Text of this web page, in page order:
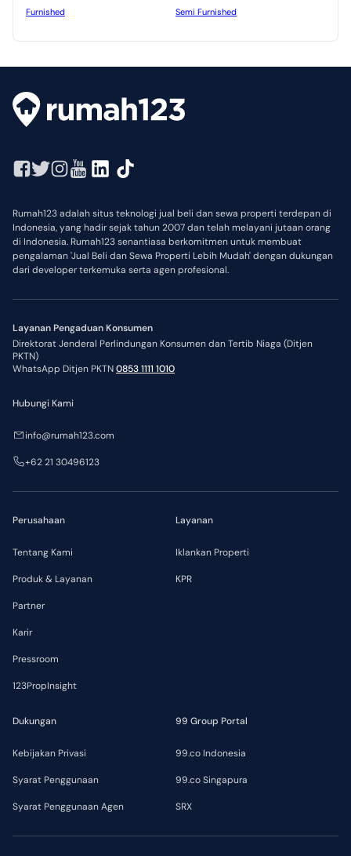
Furnished Semi Furnished
Rumah123 adalah situs teknologi jual beli dan sewa properti terdepan di
Indonesia, yang hadir sejak tahun 2007 dan telah melayani jutaan orang
di Indonesia. Rumah123 senantiasa berkomitmen untuk membuat
pengalaman 'Jual Beli dan Sewa Properti Lebih Mudah' dengan dukungan
dari developer terkemuka serta agen profesional.
Layanan Pengaduan Konsumen
Direktorat Jenderal Perlindungan Konsumen dan Tertib Niaga (Ditjen
PKTN)
WhatsApp Ditjen PKTN0853 1111 1010
Perusahaan
Tentang Kami
Produk & Layanan
Partner
Karir
Pressroom
123PropInsight
Layanan
Iklankan Properti
KPR
Dukungan
Kebijakan Privasi
Syarat Penggunaan
Syarat Penggunaan Agen
99 Group Portal
99.co Indonesia
99.co Singapura
SRX
Hubungi Kami
info@rumah123.com
+62 21 30496123